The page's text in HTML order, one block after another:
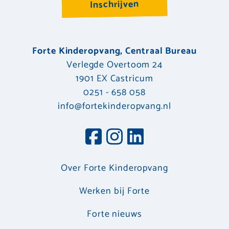
Inschrijven
Forte Kinderopvang, Centraal Bureau
Verlegde Overtoom 24
1901 EX Castricum
0251 - 658 058
info@fortekinderopvang.nl
Over Forte Kinderopvang
Werken bij Forte
Forte nieuws